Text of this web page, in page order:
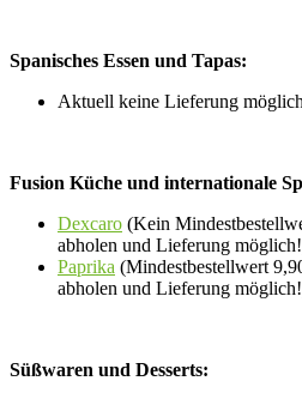
Spanisches Essen und Tapas:
Aktuell keine Lieferung
Fusion Küche und internationale
Dexcaro (Kein
abholen und Lieferung
Paprika (Mindestbestellwert
abholen und Lieferung
Süßwaren und Desserts: